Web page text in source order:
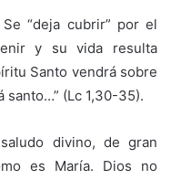
Se “deja cubrir” por el
y su vida resulta
Santo vendrá sobre
(Lc 1,30-35).
divino, de gran
es María. Dios no